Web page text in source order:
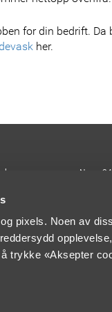
pixels. Noen av
trykke «Aksepter
for din bedrift.
her.
Norva24
Bruk siden som